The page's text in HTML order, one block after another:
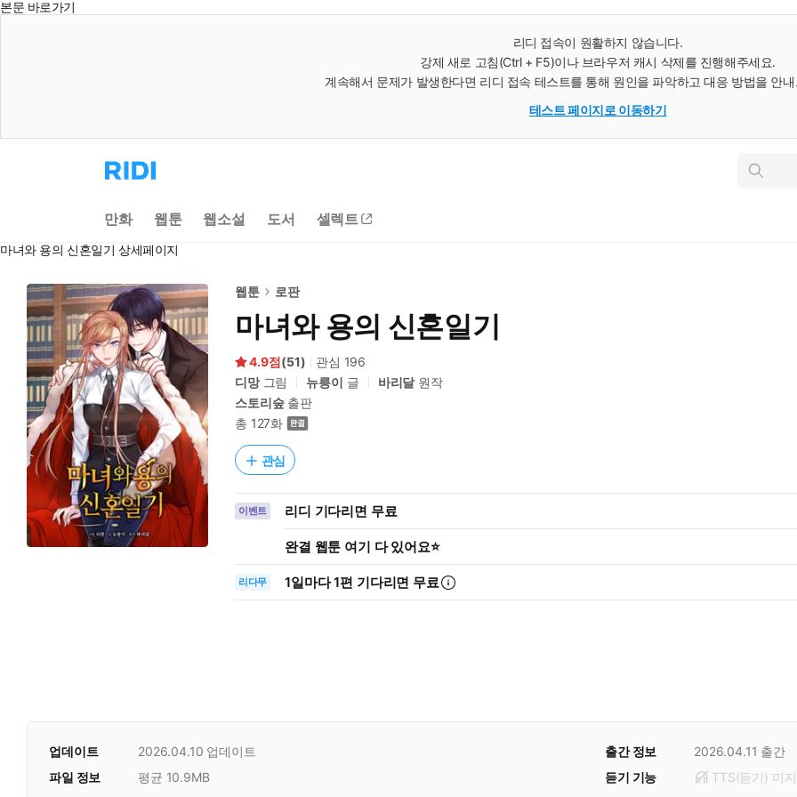
본문 바로가기
리디 접속이 원활하지 않습니다.
강제 새로 고침(Ctrl + F5)이나 브라우저 캐시 삭제를 진행해주세요.
계속해서 문제가 발생한다면 리디 접속 테스트를 통해 원인을 파악하고 대응 방법을 안
테스트 페이지로 이동하기
리
디
으
로
동
인
만화 웹툰 웹소설 도서 셀렉트
마녀와 용의 신혼일기 상세페이지
웹툰 로판
마녀와 용의 신혼일기
4.9 (51) 관심 196
디망그림 뉴릉이 글 바리달원작
스토리숲출판
총 127화
관심
이벤트 리디 기다리면 무료
완결 웹툰 여기 다 있어요⭐
리다무 1일마다1편 기다리면 무료
업데이트 2026.04.10 업데이트 출간 정보 2026.04.11 출간
듣기 기능
TTS(듣기) 미
파일 정보
평균 10.9MB